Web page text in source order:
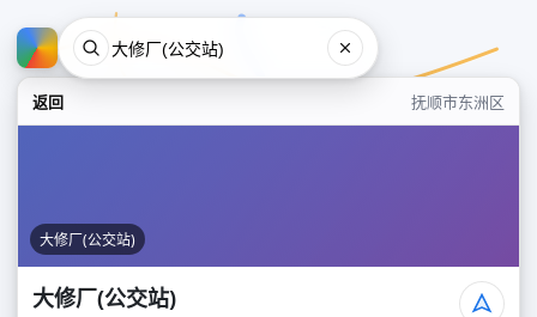
返回 抚顺市东洲区
大修厂(公交站)
大修厂(公交站)